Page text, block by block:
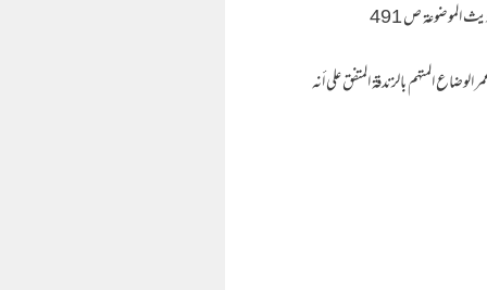
هـ ) في كتابه القيم ( تحذير العبقري من محاضرات الخضري ) . (1/275) ( سيف بن عمر الوضاع المتهم بالزندقة المتفق على أنه